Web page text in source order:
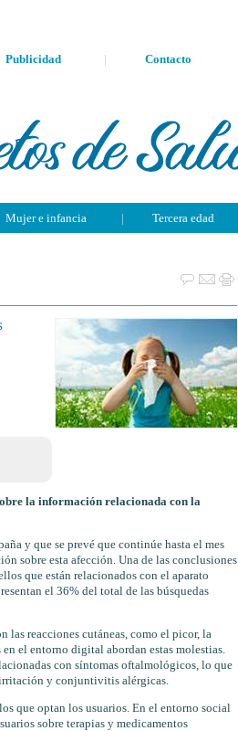
Publicidad | Contacto
Mujer e infancia | Tercera edad
la información relacionada con la
y que se prevé que continúe hasta el mes
sobre esta afección. Una de las conclusiones
que están relacionados con el aparato
el 36% del total de las búsquedas
las reacciones cutáneas, como el picor, la
el entorno digital abordan estas molestias.
con síntomas oftalmológicos, lo que
irritación y conjuntivitis alérgicas.
que optan los usuarios. En el entorno social
sobre terapias y medicamentos